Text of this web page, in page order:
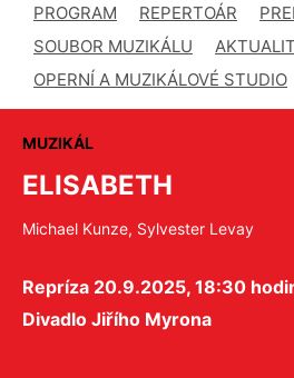
PROGRAM REPERTOÁR
SOUBOR MUZIKÁLU
OPERNÍ A MUZIKÁLOVÉ STUDIO
MUZIKÁL
ELISABETH
Michael Kunze, Sylvester Levay
Repríza 20.9.2025, 18:30
Divadlo Jiřího Myrona